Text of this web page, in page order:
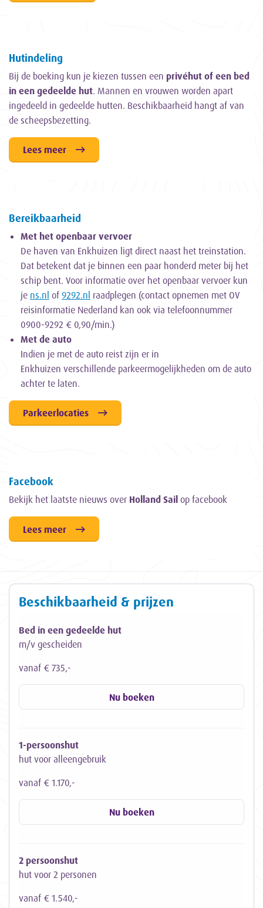
Hutindeling
Bij de boeking kun je kiezen tussen een privéhut of een bed
in een gedeelde hut. Mannen en vrouwen worden apart
ingedeeld in gedeelde hutten. Beschikbaarheid hangt af van
de scheepsbezetting.
Lees meer
Bereikbaarheid
Met het openbaar vervoer
De haven van Enkhuizen ligt direct naast het treinstation.
Dat betekent dat je binnen een paar honderd meter bij het
schip bent. Voor informatie over het openbaar vervoer kun
je ns.nl of 9292.nl raadplegen (contact opnemen met OV
reisinformatie Nederland kan ook via telefoonnummer
0900-9292 € 0,90/min.)
Met de auto
Indien je met de auto reist zijn er in
Enkhuizen verschillende parkeermogelijkheden om de auto
achter te laten.
Parkeerlocaties
Facebook
Bekijk het laatste nieuws over Holland Sail op facebook
Lees meer
Beschikbaarheid & prijzen
Bed in een gedeelde hut
m/v gescheiden
vanaf € 735,-
Nu boeken
1-persoonshut
hut voor alleengebruik
vanaf € 1.170,-
Nu boeken
2 persoonshut
hut voor 2 personen
vanaf € 1.540,-